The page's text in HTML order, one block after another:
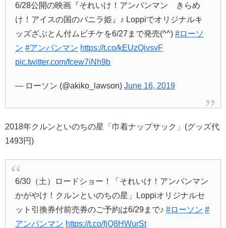
6/28公開の映画『それいけ！アンパンマン きらめ
け！アイスの国のバニラ姫』♪ Loppiでオリジナルキ
ッズざぶとん付ムビチケを6/27まで発売(^^)#ローソ
ン #アンパンマン https://t.co/kEUzQivsvF
pic.twitter.com/fcew7iNh9b
— ローソン (@akiko_lawson)June 16, 2019
2018年クルンといのちの星「巾着ナップサック」(グッズ代
1493円)
6/30（土）ロードショー！「それいけ！アンパンマン
かがやけ！クルンといのちの星」Loppiオリジナルセ
ット引換券付前売券のご予約は6/29まで♪#ローソン #
アンパンマン https://t.co/fjQ8HWurSt